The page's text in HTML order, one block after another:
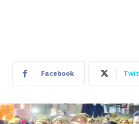
Facebook